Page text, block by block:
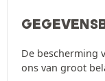
De bescherming
ons van groot